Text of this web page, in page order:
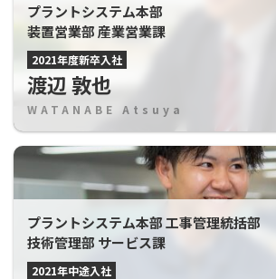
プラントシステム本部
装置営業部 産業営業課
2021年度新卒入社
渡辺 敦也
WATANABE Atsuya
プラントシステム本部 工事管理統括部
技術管理部 サービス課
2021年中途入社